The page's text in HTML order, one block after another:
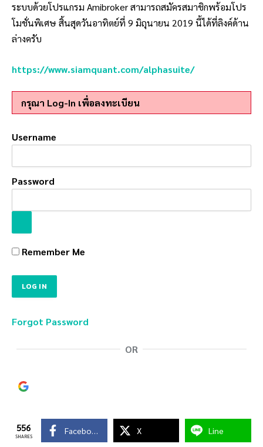
ระบบด้วยโปรแกรม Amibroker สามารถสมัครสมาชิกพร้อมโปร
โมชั่นพิเศษ สิ้นสุดวันอาทิตย์ที่ 9 มิถุนายน 2019 นี้ได้ที่ลิงค์ด้าน
ล่างครับ
https://www.siamquant.com/alphasuite/
กรุณา Log-In เพื่อลงทะเบียน
Username
Password
Remember Me
Forgot Password
OR
556
SHARES
Facebook X Line